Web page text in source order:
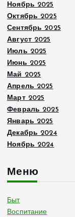
Ноябрь 2025
Октябрь 2025
Сентябрь 2025
Август 2025
Июль 2025
Июнь 2025
Май 2025
Апрель 2025
Март 2025
Февраль 2025
Январь 2025
Декабрь 2024
Ноябрь 2024
Меню
Быт
Воспитание